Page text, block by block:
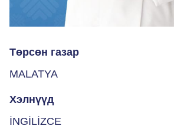
Төрсөн газар
MALATYA
Хэлнүүд
İNGİLİZCE